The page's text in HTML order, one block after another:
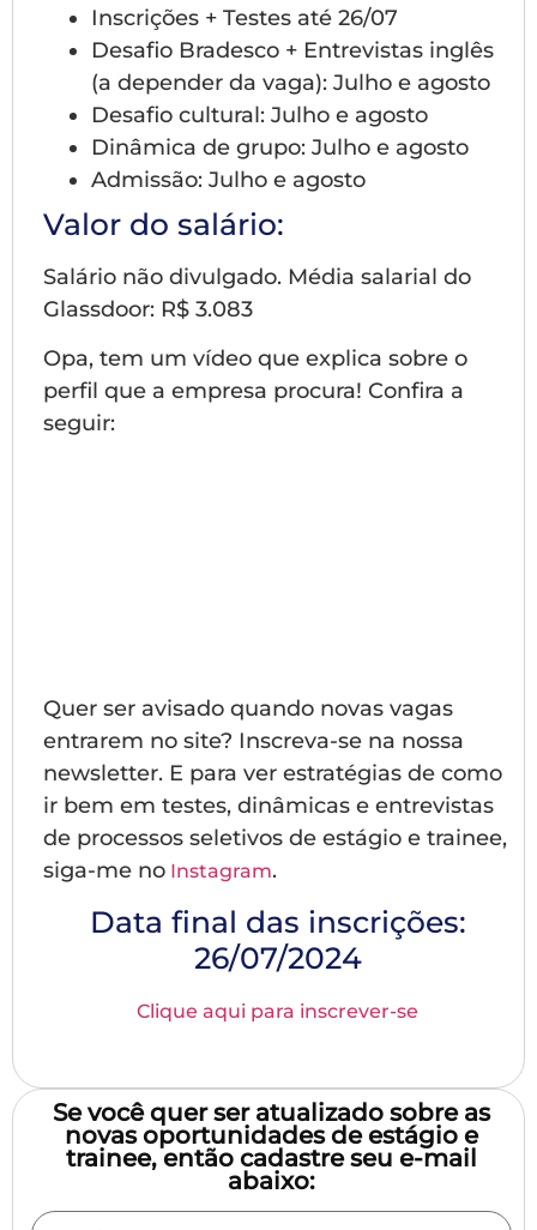
Inscrições + Testes até 26/07
Desafio Bradesco + Entrevistas inglês
(a depender da vaga): Julho e agosto
Desafio cultural: Julho e agosto
Dinâmica de grupo: Julho e agosto
Admissão: Julho e agosto
Valor do salário:
Salário não divulgado. Média salarial do
Glassdoor: R$ 3.083
Opa, tem um vídeo que explica sobre o
perfil que a empresa procura! Confira a
seguir:
Quer ser avisado quando novas vagas
entrarem no site? Inscreva-se na nossa
newsletter. E para ver estratégias de como
ir bem em testes, dinâmicas e entrevistas
de processos seletivos de estágio e trainee,
siga-me no Instagram.
Data final das inscrições:
26/07/2024
Clique aqui para inscrever-se
Se você quer ser atualizado sobre as
novas oportunidades de estágio e
trainee, então cadastre seu e-mail
abaixo: